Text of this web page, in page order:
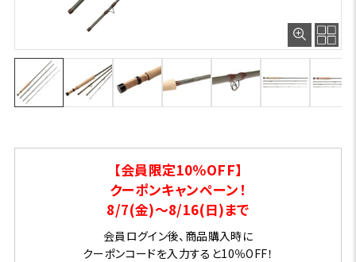
【会員限定10％OFF】
クーポンキャンペーン！
8/7(金)～8/16(日)まで
会員ログイン後、商品購入時に
クーポンコードを入力すると10％OFF！